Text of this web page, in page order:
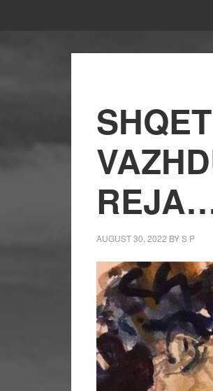
AUGUST 30, 2022 BYS P